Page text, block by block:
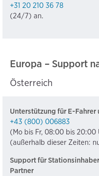
+31 20 210 36 78
(24/7) an.
Europa – Support
Österreich
Unterstützung für E-
+43 (800) 006883
(Mo bis Fr, 08:00 bis 20:00
(außerhalb dieser Zeiten:
Support für
Partner